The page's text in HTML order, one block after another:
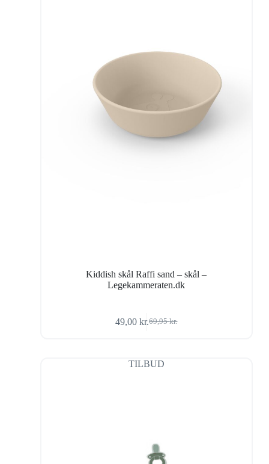
Kiddish skål Raffi sand – skål –
Legekammeraten.dk
69,95kr.
Den
var:
69,95 kr..
49,00kr.Den
er:
49,00 kr..
TILBUD